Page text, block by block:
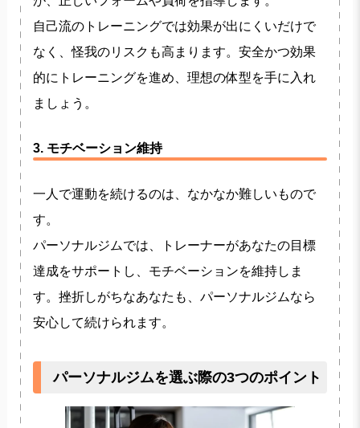
自己流のトレーニングでは効果が出にくいだけで
なく、怪我のリスクも高まります。安全かつ効果
的にトレーニングを進め、理想の体型を手に入れ
ましょう。
3. モチベーション維持
一人で運動を続けるのは、なかなか難しいもので
す。
パーソナルジムでは、トレーナーがあなたの目標
達成をサポートし、モチベーションを維持しま
す。挫折しがちなあなたも、パーソナルジムなら
安心して続けられます。
パーソナルジムを選ぶ際の3つのポイント